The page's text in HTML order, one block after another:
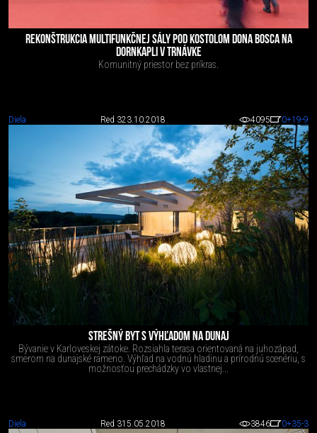
REKONŠTRUKCIA MULTIFUNKČNEJ SÁLY POD KOSTOLOM DONA BOSCA NA
DORNKAPLI V TRNÁVKE
Komunitný priestor bez príkras.
Diela Red 323.10.2018 4095 0+19-9
STREŠNÝ BYT S VÝHĽADOM NA DUNAJ
Bývanie v Karloveskej zátoke. Rozsiahla terasa orientovaná na juhozápad,
smerom na dunajské rameno. Výhľad na vodnú hladinu a prírodnú scenériu, s
možnosťou prechádzky vo vlastnej...
Diela Red 315.05.2018 3846 0+35-3